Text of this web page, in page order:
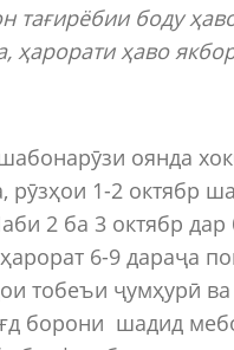
тағирёбии боду
ҳарорати ҳаво
оянда
рӯзҳои 1-2 октябр
2 ба 3 октябр дар
6-9 дараҷа
тобеъи ҷумҳурӣ
борони шадид